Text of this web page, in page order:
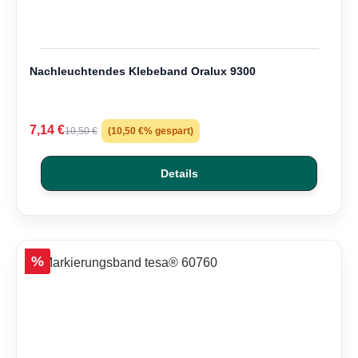
Nachleuchtendes Klebeband Oralux 9300
7,14 €10,50 € (10,50 €% gespart)
Details
Rabatt
%